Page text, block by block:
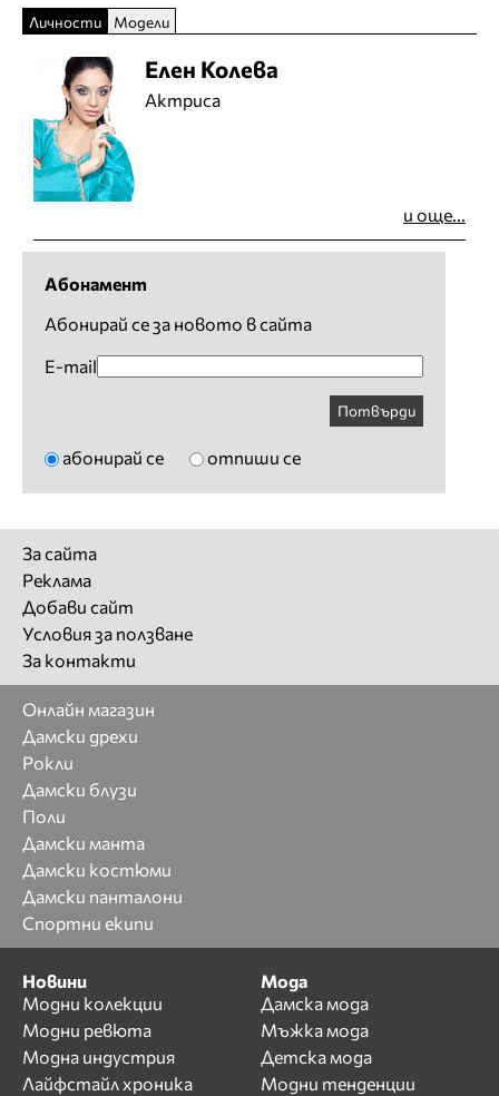
Личности Модели
Елен Колева
Актриса
и още...
Абонамент
Абонирай се за новото в сайта
E-mail
Потвърди
абонирай се отпиши се
За сайта
Реклама
Добави сайт
Условия за ползване
За контакти
Онлайн магазин
Дамски дрехи
Рокли
Дамски блузи
Поли
Дамски манта
Дамски костюми
Дамски панталони
Спортни екипи
Новини
Модни колекции
Модни ревюта
Модна индустрия
Лайфстайл хроника
Мода
Дамска мода
Мъжка мода
Детска мода
Модни тенденции